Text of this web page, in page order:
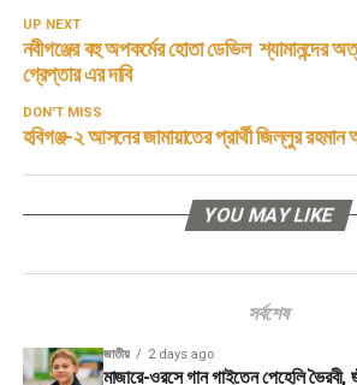
UP NEXT
নবীগঞ্জের বহু অপকর্মের হোতা ডেভিল শ্যামানন্দের
গ্রেপ্তার এর দাবি
DON'T MISS
হবিগঞ্জ-২ আসনের জামায়াতের প্রার্থী জিল্লুর
YOU MAY LIKE
সর্বশেষ
জাতীয় 2 days ago
মাজারে-ওরসে গান গাইতেন পেহেলি ভৈরবী,